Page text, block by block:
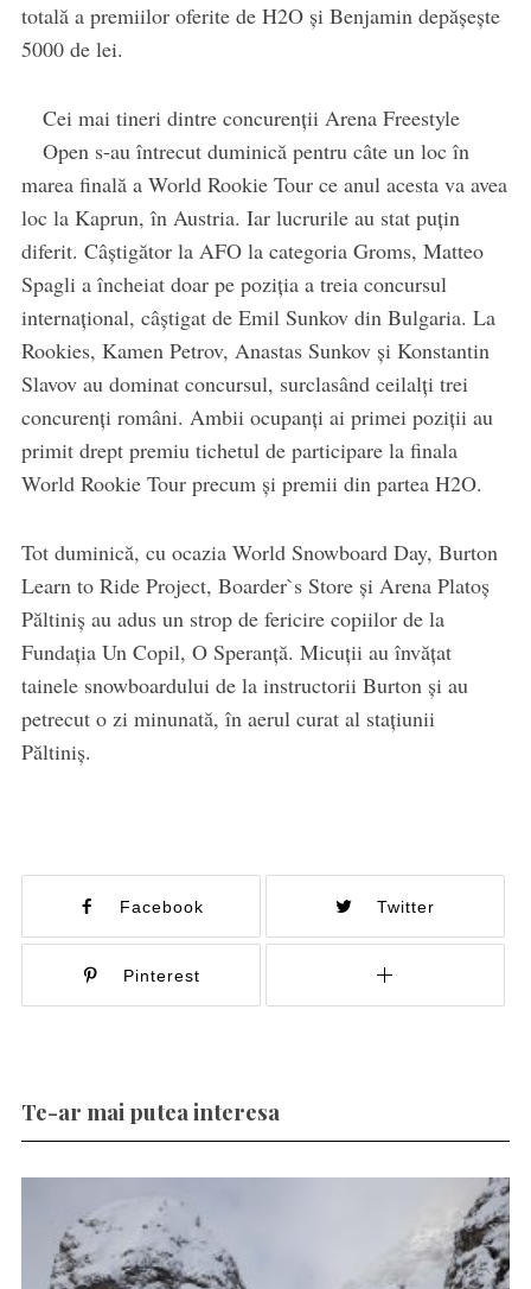
totală a premiilor oferite de H2O și Benjamin depășește
5000 de lei.
Cei mai tineri dintre concurenții Arena Freestyle
Open s-au întrecut duminică pentru câte un loc în
marea finală a World Rookie Tour ce anul acesta va avea
loc la Kaprun, în Austria. Iar lucrurile au stat puțin
diferit. Câștigător la AFO la categoria Groms, Matteo
Spagli a încheiat doar pe poziția a treia concursul
internațional, câștigat de Emil Sunkov din Bulgaria. La
Rookies, Kamen Petrov, Anastas Sunkov și Konstantin
Slavov au dominat concursul, surclasând ceilalți trei
concurenți români. Ambii ocupanți ai primei poziții au
primit drept premiu tichetul de participare la finala
World Rookie Tour precum și premii din partea H2O.
Tot duminică, cu ocazia World Snowboard Day, Burton
Learn to Ride Project, Boarder`s Store și Arena Platoș
Păltiniș au adus un strop de fericire copiilor de la
Fundația Un Copil, O Speranță. Micuții au învățat
tainele snowboardului de la instructorii Burton și au
petrecut o zi minunată, în aerul curat al stațiunii
Păltiniș.
Facebook Twitter
Pinterest
Te-ar mai putea interesa